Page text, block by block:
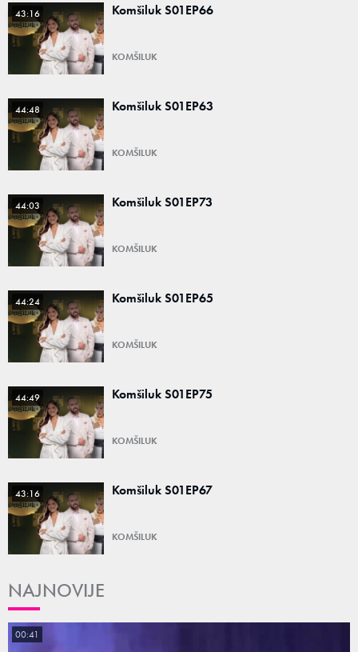
43:16 Komšiluk S01EP66
KOMŠILUK
44:48 Komšiluk S01EP63
KOMŠILUK
44:03 Komšiluk S01EP73
KOMŠILUK
44:24 Komšiluk S01EP65
KOMŠILUK
44:49 Komšiluk S01EP75
KOMŠILUK
43:16 Komšiluk S01EP67
KOMŠILUK
NAJNOVIJE
00:41